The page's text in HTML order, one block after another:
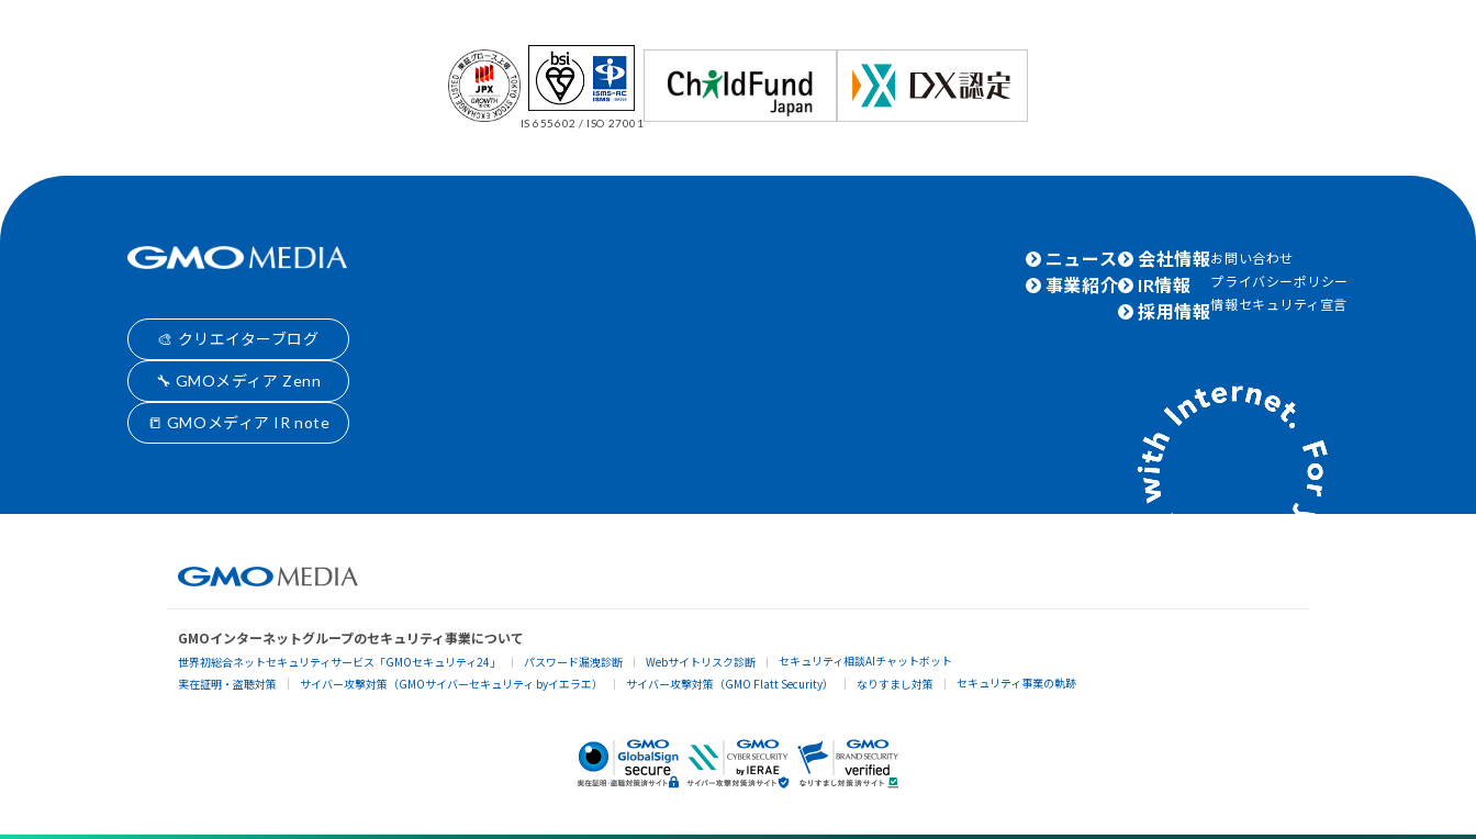
IS 655602 / ISO 27001
🎨 クリエイターブログ
🔧 GMOメディア Zenn
📒 GMOメディア IR note
ニュース
事業紹介
会社情報
IR情報
採用情報
お問い合わせ
プライバシーポリシー
情報セキュリティ宣言
GMOインターネットグループのセキュリティ事業について
世界初総合ネットセキュリティサービス「GMOセキュリティ24」 パスワード漏洩診断 Webサイトリスク診断
セキュリティ相談AIチャットボット
実在証明・盗聴対策
サイバー攻撃対策（GMOサイバーセキュリティ byイエラエ） サイバー攻撃対策（GMO Flatt Security） なりすまし対策 セキュリティ事業の軌跡